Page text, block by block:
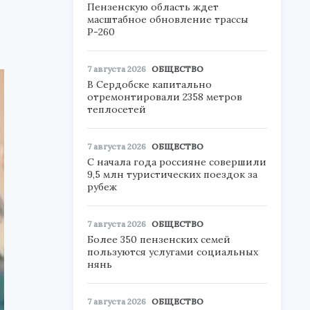
Пензенскую область ждет
масштабное обновление трассы
Р-260
7 августа 2026 ОБЩЕСТВО
В Сердобске капитально
отремонтировали 2358 метров
теплосетей
7 августа 2026 ОБЩЕСТВО
С начала года россияне совершили
9,5 млн туристических поездок за
рубеж
7 августа 2026 ОБЩЕСТВО
Более 350 пензенских семей
пользуются услугами социальных
нянь
7 августа 2026 ОБЩЕСТВО